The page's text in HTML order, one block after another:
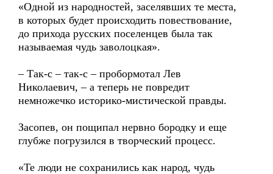
«Одной из народностей, заселявших те места,
в которых будет происходить повествование,
до прихода русских поселенцев была так
называемая чудь заволоцкая».
– Так-с – так-с – пробормотал Лев
Николаевич, – а теперь не повредит
немножечко историко-мистической правды.
Засопев, он пощипал нервно бородку и еще
глубже погрузился в творческий процесс.
«Те люди не сохранились как народ, чудь